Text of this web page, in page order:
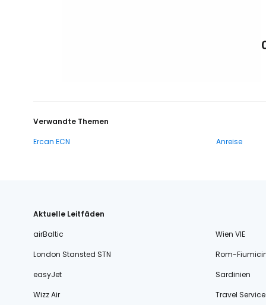
Verwandte Themen
Ercan ECN
Anreise
Aktuelle Leitfäden
airBaltic
Wien VIE
London Stansted STN
Rom-
easyJet
Sardinien
Wizz Air
Travel Service